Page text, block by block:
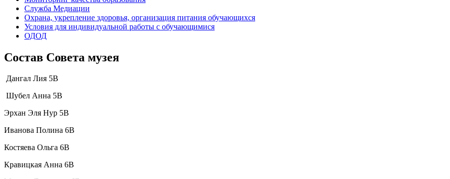
Служба Медиации
Охрана, укрепление здоровья, организация питания обучающихся
Условия для индивидуальной работы с обучающимися
ОДОД
Состав Совета музея
Дангал Лия 5В
Шубел Анна 5В
Эрхан Эля Нур 5В
Иванова Полина 6В
Костяева Ольга 6В
Кравицкая Анна 6В